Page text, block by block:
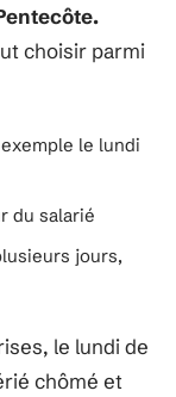
choisir parmi
le lundi
du salarié
jours,
le lundi de
chômé et